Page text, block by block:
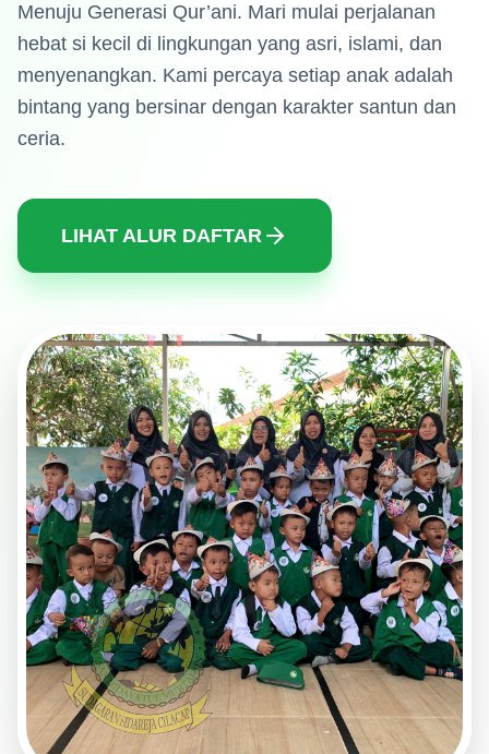
Menuju Generasi Qur’ani. Mari mulai perjalanan
hebat si kecil di lingkungan yang asri, islami, dan
menyenangkan. Kami percaya setiap anak adalah
bintang yang bersinar dengan karakter santun dan
ceria.
LIHAT ALUR DAFTAR